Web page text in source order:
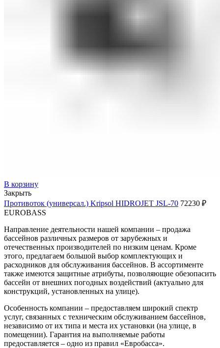
В корзину
Закрыть
Противоток (универсал.) Kripsol HIDROJET JSL-70 72230 ₽
EUROBASS
Направление деятельности нашей компании – продажа
бассейнов различных размеров от зарубежных и
отечественных производителей по низким ценам. Кроме
этого, предлагаем большой выбор комплектующих и
расходников для обслуживания бассейнов. В ассортименте
также имеются защитные атрибуты, позволяющие обезопасить
бассейн от внешних погодных воздействий (актуально для
конструкций, установленных на улице).
Особенность компании – предоставляем широкий спектр
услуг, связанных с техническим обслуживанием бассейнов,
независимо от их типа и места их установки (на улице, в
помещении). Гарантия на выполняемые работы
предоставляется – одно из правил «Евробасса».